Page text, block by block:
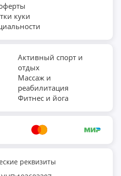
куки
Активный спорт и
отдых
Массаж и
реабилитация
Фитнес и йога
реквизиты